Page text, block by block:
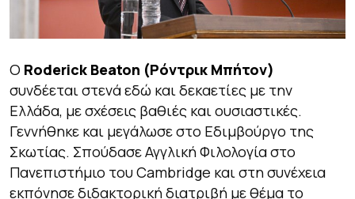
Ο Roderick Beaton (Ρόντρικ Μπήτον)
συνδέεται στενά εδώ και δεκαετίες με την
Ελλάδα, με σχέσεις βαθιές και ουσιαστικές.
Γεννήθηκε και μεγάλωσε στο Εδιμβούργο της
Σκωτίας. Σπούδασε Αγγλική Φιλολογία στο
Πανεπιστήμιο του Cambridge και στη συνέχεια
εκπόνησε διδακτορική διατριβή με θέμα το